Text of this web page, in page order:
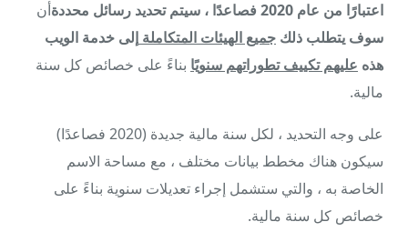
اعتبارًا من عام 2020 فصاعدًا ، سيتم تحديد رسائل محددة
أن
سوف يتطلب ذلك جميع الهيئات المتكاملة إلى خدمة الويب
هذه عليهم تكييف تطوراتهم سنويًا بناءً على خصائص كل سنة
مالية.
على وجه التحديد ، لكل سنة مالية جديدة (2020 فصاعدًا)
سيكون هناك مخطط بيانات مختلف ، مع مساحة الاسم
الخاصة به ، والتي ستشمل إجراء تعديلات سنوية بناءً على
خصائص كل سنة مالية.